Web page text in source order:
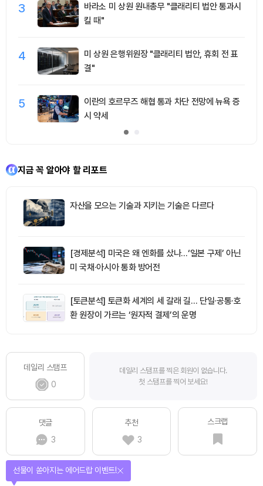
3
바라소 미 상원 원내총무 "클래리티 법안 통과시
킬 때"
4
미 상원 은행위원장 "클래리티 법안, 휴회 전 표
결"
5
이란의 호르무즈 해협 통과 차단 전망에 뉴욕 증
시 약세
지금 꼭 알아야 할 리포트
자산을 모으는 기술과 지키는 기술은 다르다
[경제분석] 미국은 왜 엔화를 샀나…‘일본 구제’ 아닌
미 국채·아시아 통화 방어전
[토큰분석] 토큰화 세계의 세 갈래 길… 단일·공통·호
환 원장이 가르는 ‘원자적 결제’의 운명
데일리 스탬프
0
데일리 스탬프를 찍은 회원이 없습니다.
첫 스탬프를 찍어 보세요!
댓글
3
추천
3
스크랩
퀴즈풀고 선물 받자!